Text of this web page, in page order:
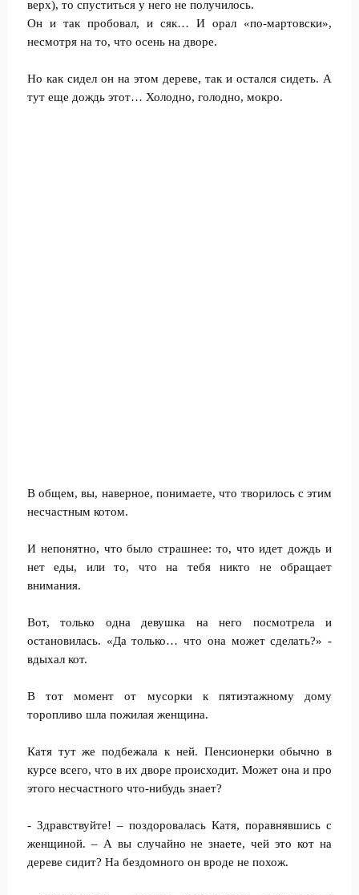
верх), то спуститься у него не получилось.
Он и так пробовал, и сяк… И орал «по-мартовски»,
несмотря на то, что осень на дворе.
Но как сидел он на этом дереве, так и остался сидеть. А
тут еще дождь этот… Холодно, голодно, мокро.
В общем, вы, наверное, понимаете, что творилось с этим
несчастным котом.
И непонятно, что было страшнее: то, что идет дождь и
нет еды, или то, что на тебя никто не обращает
внимания.
Вот, только одна девушка на него посмотрела и
остановилась. «Да только… что она может сделать?» -
вдыхал кот.
В тот момент от мусорки к пятиэтажному дому
торопливо шла пожилая женщина.
Катя тут же подбежала к ней. Пенсионерки обычно в
курсе всего, что в их дворе происходит. Может она и про
этого несчастного что-нибудь знает?
- Здравствуйте! – поздоровалась Катя, поравнявшись с
женщиной. – А вы случайно не знаете, чей это кот на
дереве сидит? На бездомного он вроде не похож.